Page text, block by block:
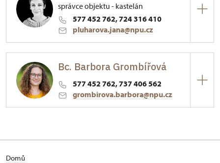
správce objektu - kastelán
577 452 762, 724 316 410
pluharova.jana@npu.cz
Palackého nám. 376/, Vizovice
Bc. Barbora Grombířová
577 452 762, 737 406 562
grombirova.barbora@npu.cz
Domů